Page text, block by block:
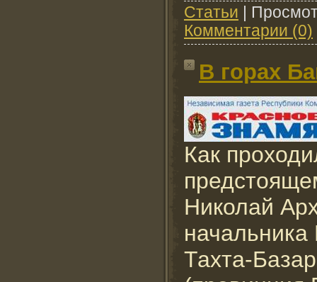
Cтатьи
Комментарии (0)
В горах
Как
Николай
Тахта-